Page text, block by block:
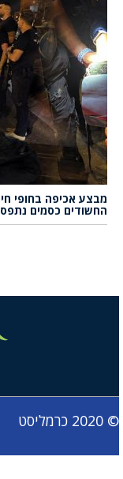
מבצע אכיפה בחופי
החשודים כסמים
© 2020 כרמליסט